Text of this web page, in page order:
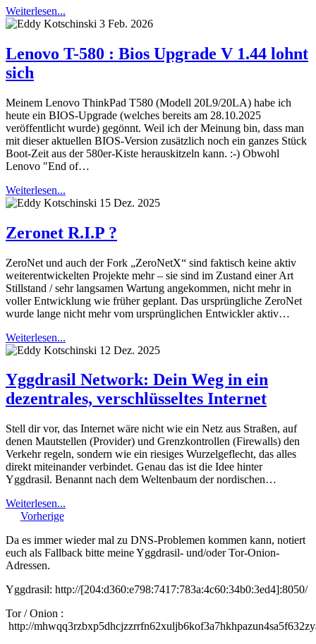
Weiterlesen...
3 Feb. 2026
Lenovo T-580 : Bios Upgrade V 1.44 lohnt
sich
Meinem Lenovo ThinkPad T580 (Modell 20L9/20LA) habe ich
heute ein BIOS-Upgrade (welches bereits am 28.10.2025
veröffentlicht wurde) gegönnt. Weil ich der Meinung bin, dass man
mit dieser aktuellen BIOS-Version zusätzlich noch ein ganzes Stück
Boot-Zeit aus der 580er-Kiste herauskitzeln kann. :-) Obwohl
Lenovo "End of…
Weiterlesen...
15 Dez. 2025
Zeronet R.I.P ?
ZeroNet und auch der Fork „ZeroNetX“ sind faktisch keine aktiv
weiterentwickelten Projekte mehr – sie sind im Zustand einer Art
Stillstand / sehr langsamen Wartung angekommen, nicht mehr in
voller Entwicklung wie früher geplant. Das ursprüngliche ZeroNet
wurde lange nicht mehr vom ursprünglichen Entwickler aktiv…
Weiterlesen...
12 Dez. 2025
Yggdrasil Network: Dein Weg in ein
dezentrales, verschlüsseltes Internet
Stell dir vor, das Internet wäre nicht wie ein Netz aus Straßen, auf
denen Mautstellen (Provider) und Grenzkontrollen (Firewalls) den
Verkehr regeln, sondern wie ein riesiges Wurzelgeflecht, das alles
direkt miteinander verbindet. Genau das ist die Idee hinter
Yggdrasil. Benannt nach dem Weltenbaum der nordischen…
Weiterlesen...
Vorherige
Da es immer wieder mal zu DNS-Problemen kommen kann, notiert
euch als Fallback bitte meine Yggdrasil- und/oder Tor-Onion-
Adressen.
Yggdrasil: http://[204:d360:e798:7417:783a:4c60:34b0:3ed4]:8050/
Tor / Onion :
http://